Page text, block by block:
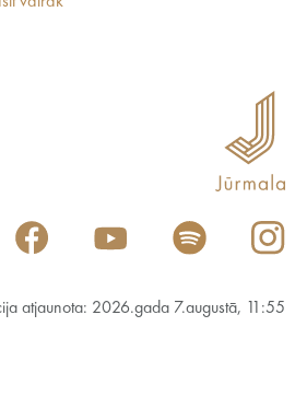
atjaunota: 2026.gada 7.augustā, 11:55